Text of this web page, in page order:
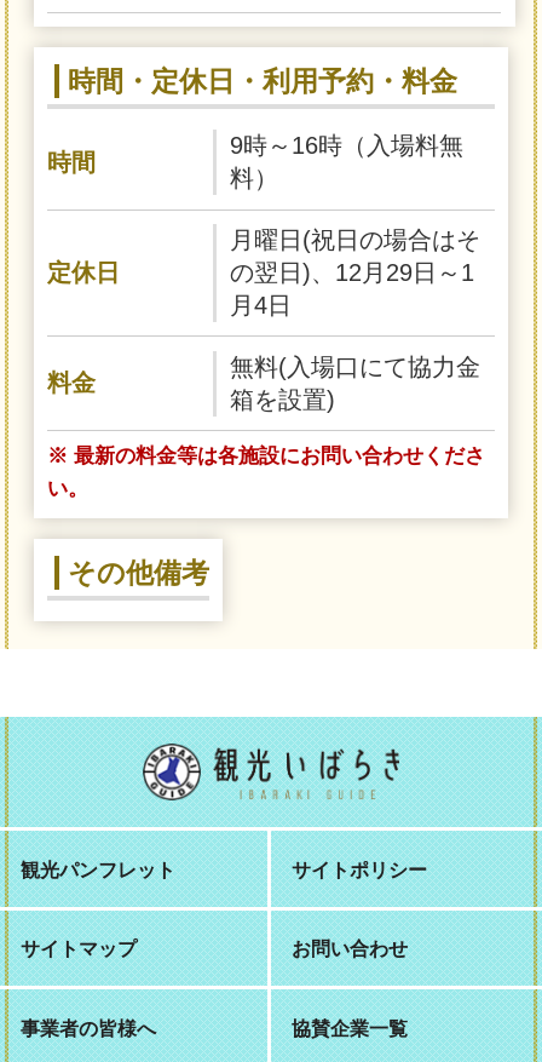
時間・定休日・利用予約・料金
時間
9時～16時（入場料無
料）
定休日
月曜日(祝日の場合はそ
の翌日)、12月29日～1
月4日
料金
無料(入場口にて協力金
箱を設置)
※ 最新の料金等は各施設にお問い合わせくださ
い。
その他備考
観光パンフレット サイトポリシー
サイトマップ お問い合わせ
事業者の皆様へ 協賛企業一覧